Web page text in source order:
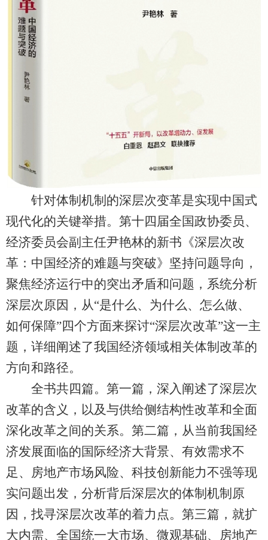
针对体制机制的深层次变革是实现中国式
现代化的关键举措。第十四届全国政协委员、
经济委员会副主任尹艳林的新书《深层次改
革：中国经济的难题与突破》坚持问题导向，
聚焦经济运行中的突出矛盾和问题，系统分析
深层次原因，从“是什么、为什么、怎么做、
如何保障”四个方面来探讨“深层次改革”这一主
题，详细阐述了我国经济领域相关体制改革的
方向和路径。
全书共四篇。第一篇，深入阐述了深层次
改革的含义，以及与供给侧结构性改革和全面
深化改革之间的关系。第二篇，从当前我国经
济发展面临的国际经济大背景、有效需求不
足、房地产市场风险、科技创新能力不强等现
实问题出发，分析背后深层次的体制机制原
因，找寻深层次改革的着力点。第三篇，就扩
大内需、全国统一大市场、微观基础、房地产